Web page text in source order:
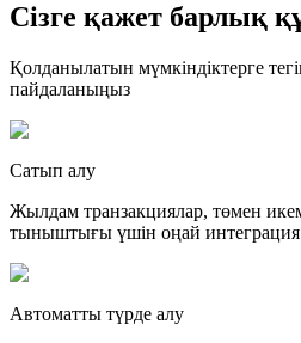
Сізге қажет барлық
Қолданылатын мүмкіндіктерге
пайдаланыңыз
Сатып алу
Жылдам транзакциялар, төмен
тыныштығы үшін оңай интеграция
Автоматты түрде алу